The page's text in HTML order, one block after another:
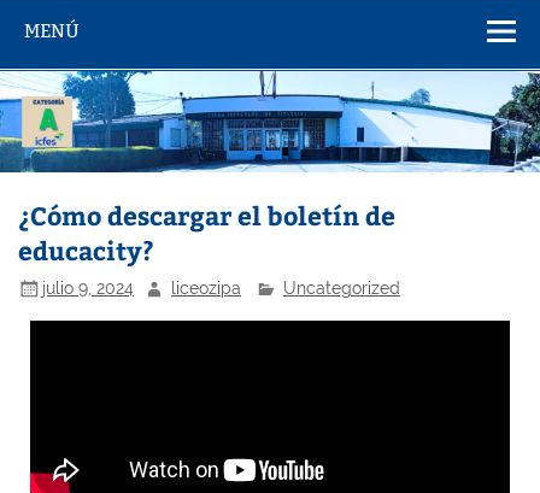
MENÚ
¿Cómo descargar el boletín de
educacity?
julio 9, 2024 liceozipa Uncategorized